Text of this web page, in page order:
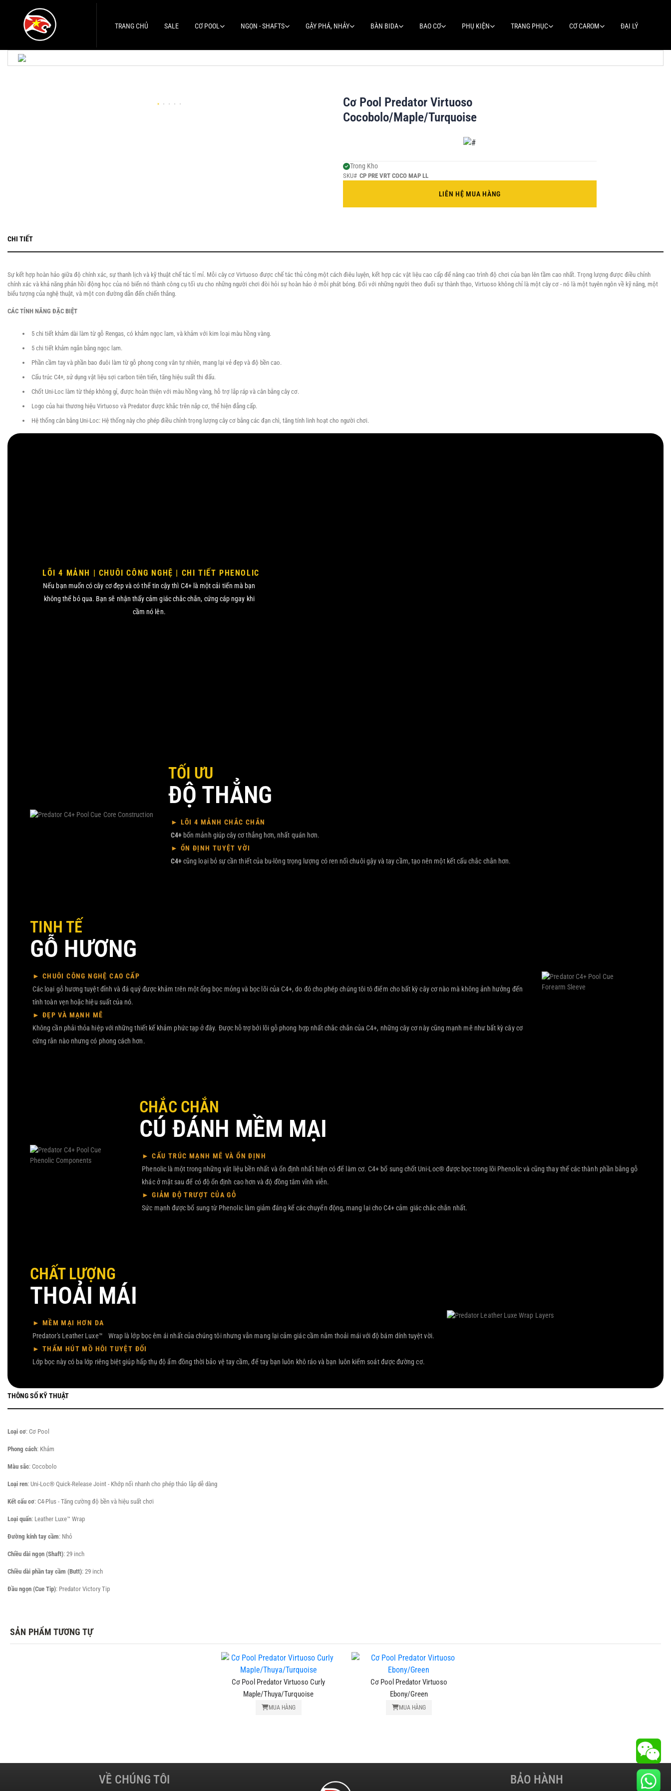
TRANG CHỦ SALE CƠ POOL NGỌN - SHAFTS GẬY PHÁ, NHẢY BÀN BIDA BAO CƠ PHỤ KIỆN TRANG PHỤC CƠ CAROM ĐẠI LÝ
Cơ Pool Predator Virtuoso
Cocobolo/Maple/Turquoise
Trong Kho
SKU# CP PRE VRT COCO MAP LL
LIÊN HỆ MUA HÀNG
CHI TIẾT
Sự kết hợp hoàn hảo giữa độ chính xác, sự thanh lịch và kỹ thuật chế tác tỉ mỉ. Mỗi cây cơ Virtuoso được chế tác thủ công một cách điêu luyện, kết hợp các vật liệu cao cấp để nâng cao trình độ chơi của bạn lên tầm cao nhất. Trọng lượng được điều chỉnh
chính xác và khả năng phản hồi động học của nó biến nó thành công cụ tối ưu cho những người chơi đòi hỏi sự hoàn hảo ở mỗi phát bóng. Đối với những người theo đuổi sự thành thạo, Virtuoso không chỉ là một cây cơ - nó là một tuyên ngôn về kỹ năng, một
biểu tượng của nghệ thuật, và một con đường dẫn đến chiến thắng.
CÁC TÍNH NĂNG ĐẶC BIỆT
5 chi tiết khảm dài làm từ gỗ Rengas, có khảm ngọc lam, và khảm với kim loại màu hồng vàng.
5 chi tiết khảm ngắn bằng ngọc lam.
Phần cầm tay và phần bao đuôi làm từ gỗ phong cong vân tự nhiên, mang lại vẻ đẹp và độ bền cao.
Cấu trúc C4+, sử dụng vật liệu sợi carbon tiên tiến, tăng hiệu suất thi đấu.
Chốt Uni-Loc làm từ thép không gỉ, được hoàn thiện với màu hồng vàng, hỗ trợ lắp ráp và cân bằng cây cơ.
Logo của hai thương hiệu Virtuoso và Predator được khắc trên nắp cơ, thể hiện đẳng cấp.
Hệ thống cân bằng Uni-Loc: Hệ thống này cho phép điều chỉnh trọng lượng cây cơ bằng các đạn chì, tăng tính linh hoạt cho người chơi.
LÕI 4 MẢNH | CHUÔI CÔNG NGHỆ | CHI TIẾT PHENOLIC
Nếu bạn muốn có cây cơ đẹp và có thể tin cậy thì C4+ là một cải tiến mà bạn
không thể bỏ qua. Bạn sẽ nhận thấy cảm giác chắc chắn, cứng cáp ngay khi
cầm nó lên.
TỐI ƯU
ĐỘ THẲNG
► LÕI 4 MẢNH CHẮC CHẮN
C4+bốn mảnh giúp cây cơ thẳng hơn, nhất quán hơn.
► ỔN ĐỊNH TUYỆT VỜI
C4+cũng loại bỏ sự cần thiết của bu-lông trọng lượng có ren nối chuôi gậy và tay cầm, tạo nên một kết cấu chắc chắn hơn.
TINH TẾ
GỖ HƯƠNG
► CHUÔI CÔNG NGHỆ CAO CẤP
Các loại gỗ hương tuyệt đỉnh và đá quý được khảm trên một ống bọc mỏng và bọc lõi của C4+, do đó cho phép chúng tôi tô điểm cho bất kỳ cây cơ nào mà không ảnh hưởng đến
tính toàn vẹn hoặc hiệu suất của nó.
► ĐẸP VÀ MẠNH MẼ
Không cần phải thỏa hiệp với những thiết kế khảm phức tạp ở đây. Được hỗ trợ bởi lõi gỗ phong hợp nhất chắc chắn của C4+, những cây cơ này cũng mạnh mẽ như bất kỳ cây cơ
cứng rắn nào nhưng có phong cách hơn.
CHẮC CHẮN
CÚ ĐÁNH MỀM MẠI
► CẤU TRÚC MẠNH MẼ VÀ ỔN ĐỊNH
Phenolic là một trong những vật liệu bền nhất và ổn định nhất hiện có để làm cơ. C4+ bổ sung chốt Uni-Loc® được bọc trong lõi Phenolic và cũng thay thế các thành phần bằng gỗ
khác ở mặt sau để có độ ổn định cao hơn và độ đồng tâm vĩnh viễn.
► GIẢM ĐỘ TRƯỢT CỦA GỖ
Sức mạnh được bổ sung từ Phenolic làm giảm đáng kể các chuyển động, mang lại cho C4+ cảm giác chắc chắn nhất.
CHẤT LƯỢNG
THOẢI MÁI
► MỀM MẠI HƠN DA
Predator's Leather Luxe™ Wrap là lớp bọc êm ái nhất của chúng tôi nhưng vẫn mang lại cảm giác cầm nắm thoải mái với độ bám dính tuyệt vời.
► THẤM HÚT MỒ HÔI TUYỆT ĐỐI
Lớp bọc này có ba lớp riêng biệt giúp hấp thụ độ ẩm đồng thời bảo vệ tay cầm, để tay bạn luôn khô ráo và bạn luôn kiểm soát được đường cơ.
THÔNG SỐ KỸ THUẬT
Loại cơ: Cơ Pool
Phong cách: Khảm
Màu sắc: Cocobolo
Loại ren: Uni-Loc® Quick-Release Joint - Khớp nối nhanh cho phép tháo lắp dễ dàng
Kết cấu cơ: C4-Plus - Tăng cường độ bền và hiệu suất chơi
Loại quấn: Leather Luxe™ Wrap
Đường kính tay cầm: Nhỏ
Chiều dài ngọn (Shaft): 29 inch
Chiều dài phần tay cầm (Butt): 29 inch
Đầu ngọn (Cue Tip): Predator Victory Tip
SẢN PHẨM TƯƠNG TỰ
Cơ Pool Predator Virtuoso Curly
Maple/Thuya/Turquoise
MUA HÀNG
Cơ Pool Predator Virtuoso
Ebony/Green
MUA HÀNG
VỀ CHÚNG TÔI BẢO HÀNH